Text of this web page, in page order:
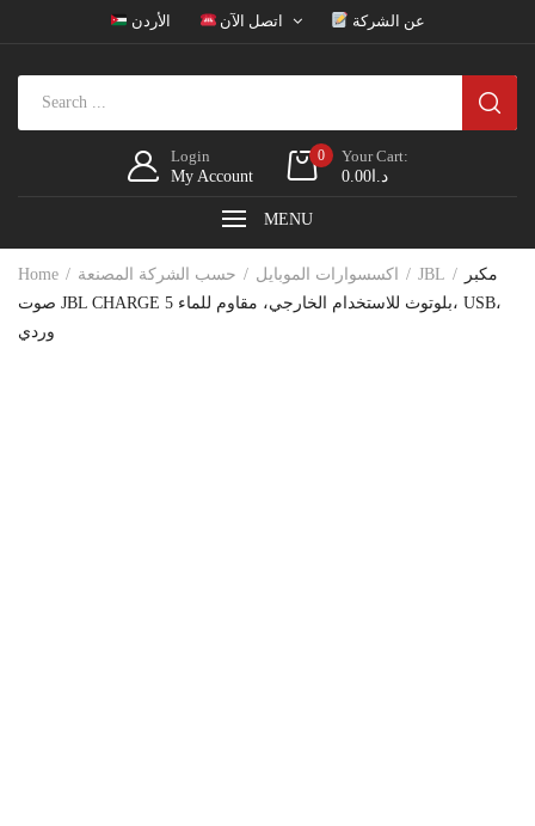
الأردن اتصل الآن عن الشركة
Login
My Account
0
Your Cart:
د.ا0.00
MENU
Home اكسسوارات الموبايل حسب الشركة المصنعة JBL
مكبر
صوت JBL CHARGE 5 بلوتوث للاستخدام الخارجي، مقاوم للماء، USB،
وردي